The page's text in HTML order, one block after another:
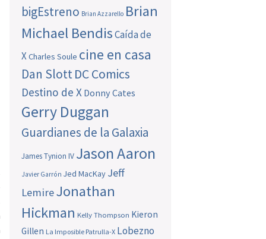
bigEstreno Brian Azzarello Brian
Michael BendisCaída de
XCharles Soule cine en casa
Dan SlottDC Comics
Destino de X Donny Cates
Gerry Duggan
Guardianes de la Galaxia
James Tynion IV Jason Aaron
Javier Garrón Jed MacKay Jeff
LemireJonathan
Hickman Kelly Thompson Kieron
Gillen La Imposible Patrulla-X Lobezno